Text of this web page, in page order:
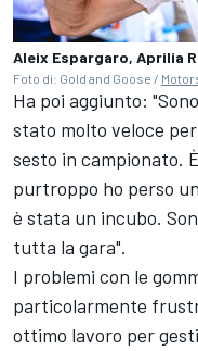
Aleix Espargaro, Aprilia
Foto di: Gold and Goose /
Ha poi aggiunto:
stato molto veloce
sesto in campionato.
purtroppo ho perso
è stata un incubo.
tutta la gara".
I problemi con le
particolarmente
ottimo lavoro per